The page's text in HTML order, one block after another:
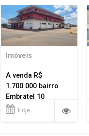
Imóveis
A venda R$
1.700.000 bairro
Embratel 10
apartamentos!
Hoje